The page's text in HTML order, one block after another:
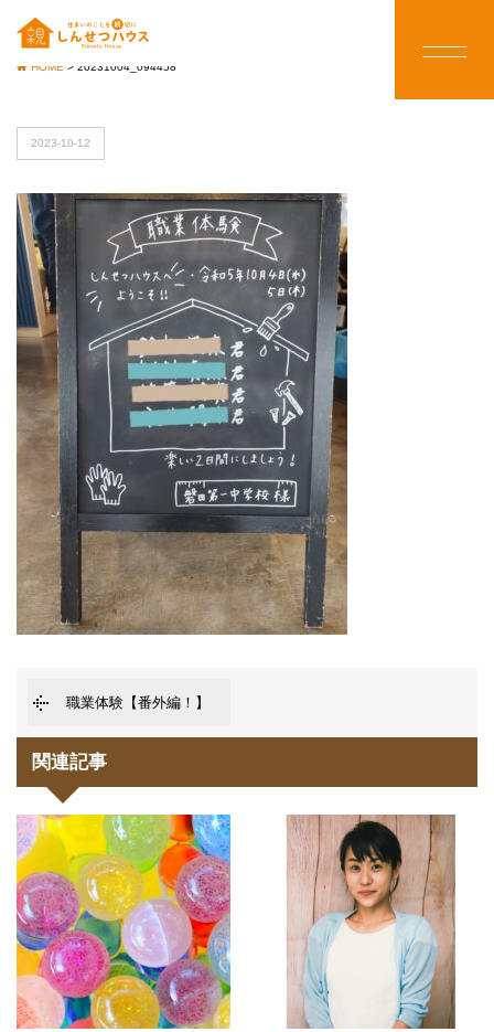
HOME > 20231004_094458
2023-10-12
職業体験【番外編！】
関連記事